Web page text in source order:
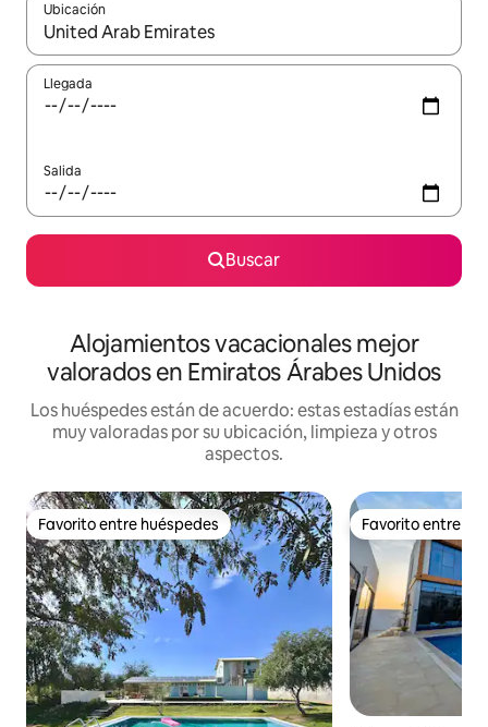
Ubicación
Cuando los resultados estén disponibles, navega con las
Llegada
Salida
Buscar
Alojamientos vacacionales mejor
valorados en Emiratos Árabes Unidos
Los huéspedes están de acuerdo: estas estadías están
muy valoradas por su ubicación, limpieza y otros
aspectos.
Favorito entre huéspedes
Favorito entre huéspedes Favorito entre
Favorito entre